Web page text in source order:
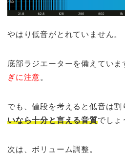
やはり低音がとれていません。
底部ラジエーターを備えていま
ぎに注意。
でも、値段を考えると低音は割
いなら十分と言える音質でしょ
次は、ボリューム調整。